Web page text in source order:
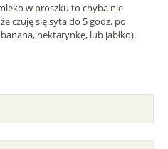
w proszku to chyba nie
czuję się syta do 5 godz. po
nektarynkę, lub jabłko).